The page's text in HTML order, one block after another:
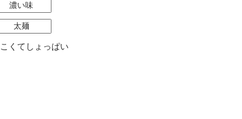
濃い味
太麺
くてしょっぱい